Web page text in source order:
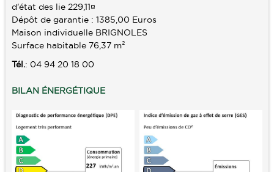
CALCULETTE
d'état des lie 229,11¤
Dépôt de garantie : 1385,00 Euros
Maison individuelle BRIGNOLES
Surface habitable 76,37 m²
Tél.: 04 94 20 18 00
BILAN ÉNERGÉTIQUE